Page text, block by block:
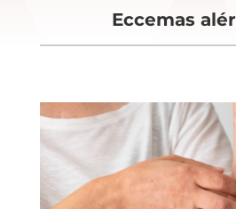
Eccemas